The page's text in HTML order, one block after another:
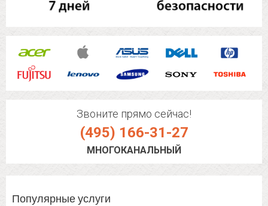
Звоните прямо сейчас!
(495) 166-31-27
МНОГОКАНАЛЬНЫЙ
Популярные услуги